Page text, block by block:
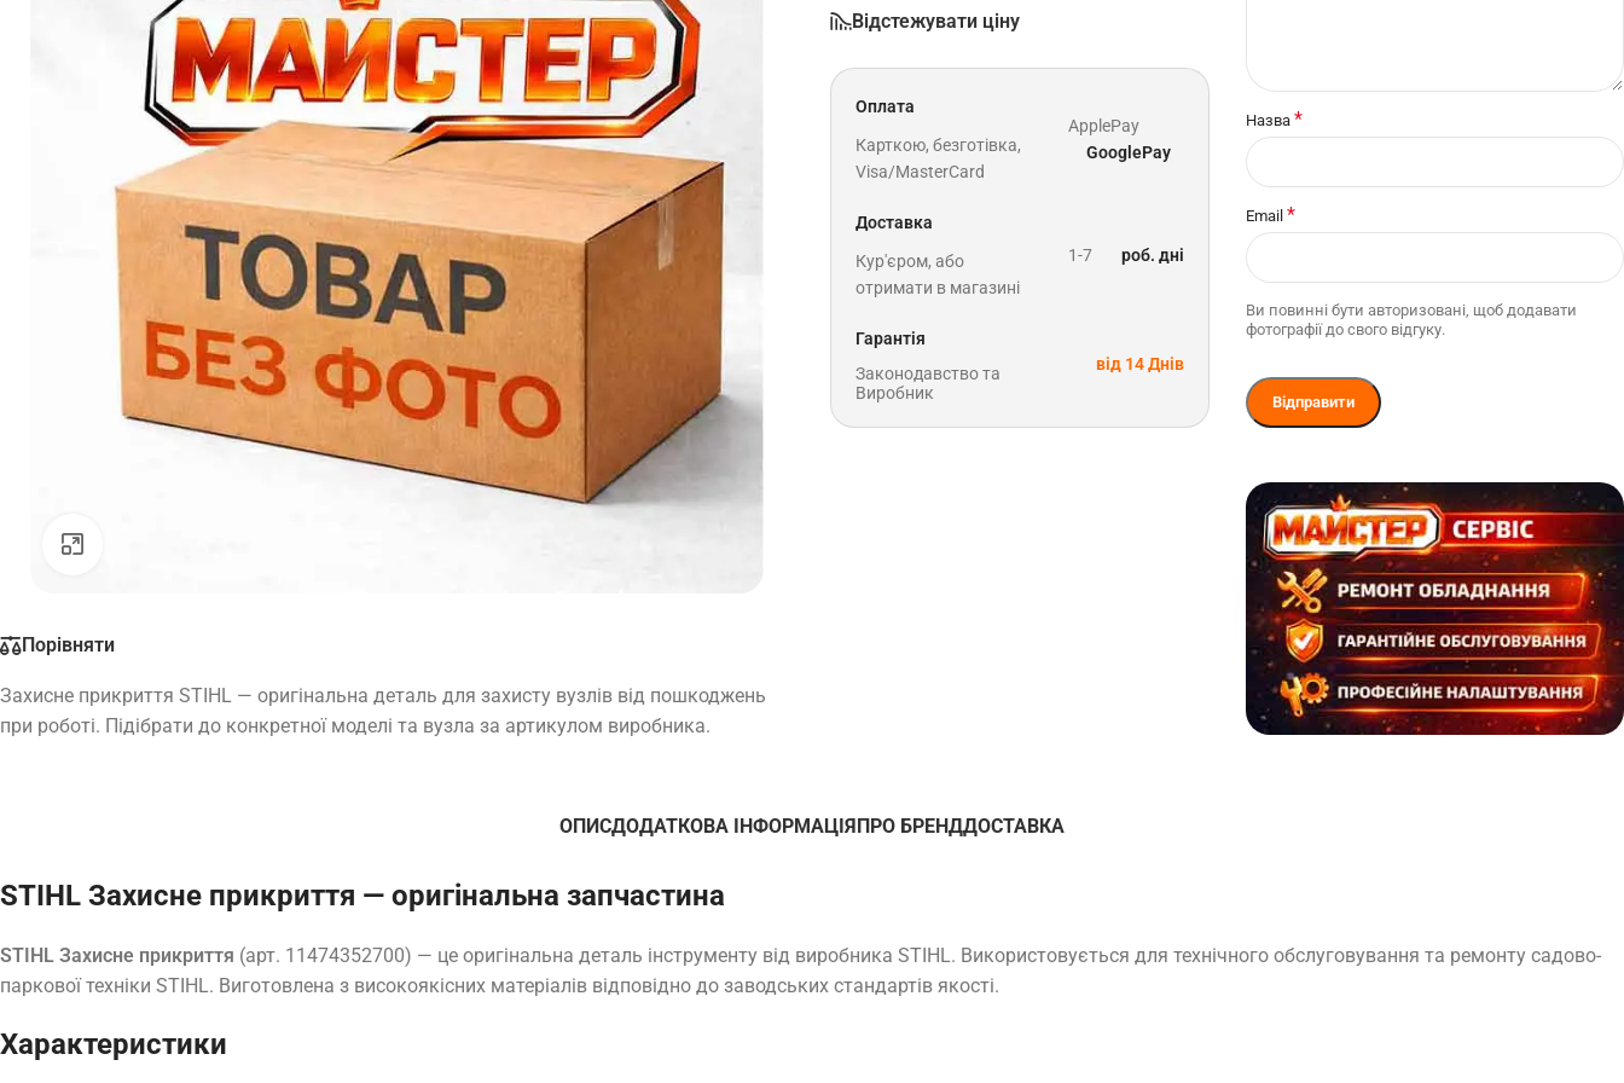
Порівняти
Захисне прикриття STIHL — оригінальна деталь для захисту вузлів від пошкоджень
при роботі. Підібрати до конкретної моделі та вузла за артикулом виробника.
Відстежувати ціну
Оплата
Карткою, безготівка,
Visa/MasterCard
ApplePay
GooglePay
Доставка
Кур'єром, або
отримати в магазині
1-7 роб. дні
Гарантія
Законодавство та
Виробник
від 14 Днів
Назва *
Email *
Ви повинні бути авторизовані, щоб додавати
фотографії до свого відгуку.
ОПИСДОДАТКОВА ІНФОРМАЦІЯПРО БРЕНДДОСТАВКА
STIHL Захисне прикриття — оригінальна запчастина
STIHL Захисне прикриття (арт. 11474352700) — це оригінальна деталь інструменту від виробника STIHL. Використовується для технічного обслуговування та ремонту садово-
паркової техніки STIHL. Виготовлена з високоякісних матеріалів відповідно до заводських стандартів якості.
Характеристики